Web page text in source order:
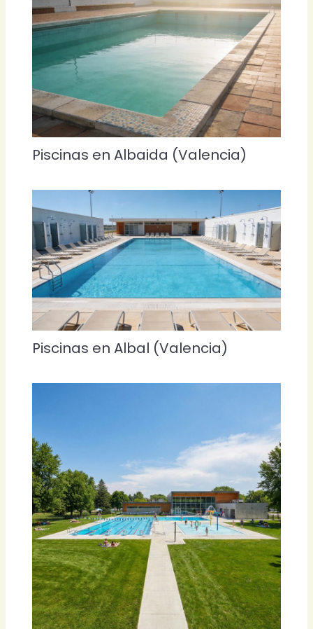
Piscinas en Albaida (Valencia)
Piscinas en Albal (Valencia)